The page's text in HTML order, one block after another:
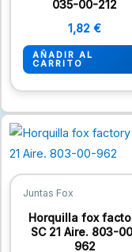
035-00-212
1,82 €
AÑADIR AL
CARRITO
Juntas Fox
Horquilla fox
SC 21 Aire. 803-
962